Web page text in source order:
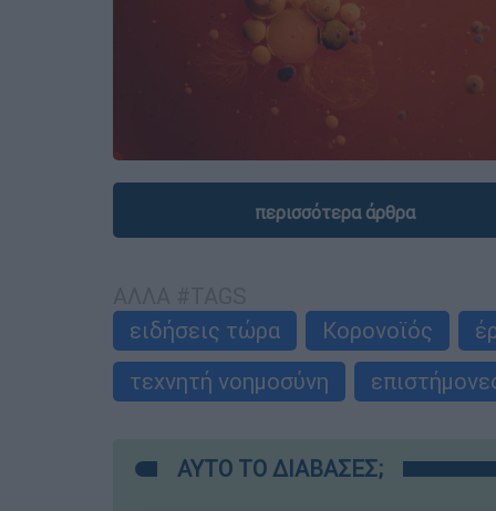
περισσότερα άρθρα
ειδήσεις τώρα
Κορονοϊός
τεχνητή νοημοσύνη
ΑΥΤΟ ΤΟ ΔΙΑΒΑΣΕΣ;